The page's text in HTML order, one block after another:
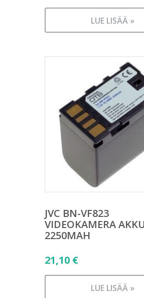
LUE LISÄÄ »
JVC BN-VF823
VIDEOKAMERA
2250MAH
21,10 €
LUE LISÄÄ »